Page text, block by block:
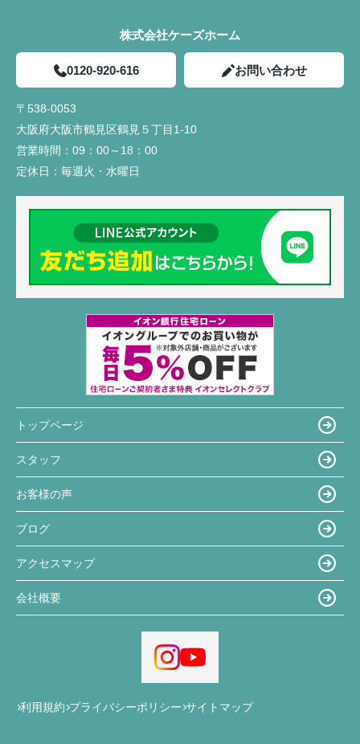
株式会社ケーズホーム
0120-920-616 お問い合わせ
〒538-0053
大阪府大阪市鶴見区鶴見５丁目1-10
営業時間： 09：00～18：00
定休日： 毎週火・水曜日
トップページ
スタッフ
お客様の声
ブログ
アクセスマップ
会社概要
利用規約 プライバシーポリシー サイトマップ